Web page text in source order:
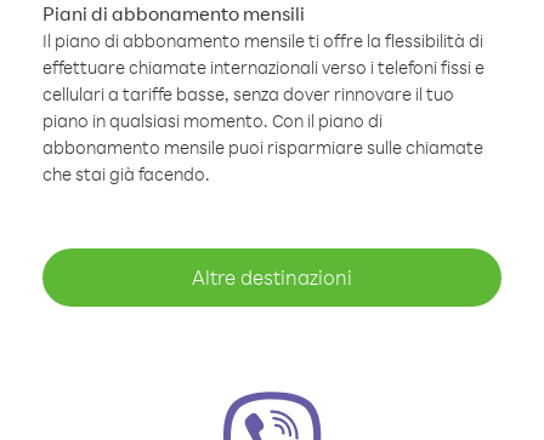
Piani di abbonamento mensili
Il piano di abbonamento mensile ti offre la flessibilità di
effettuare chiamate internazionali verso i telefoni fissi e
cellulari a tariffe basse, senza dover rinnovare il tuo
piano in qualsiasi momento. Con il piano di
abbonamento mensile puoi risparmiare sulle chiamate
che stai già facendo.
Altre destinazioni